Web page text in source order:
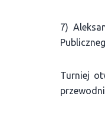
7)
Turniej